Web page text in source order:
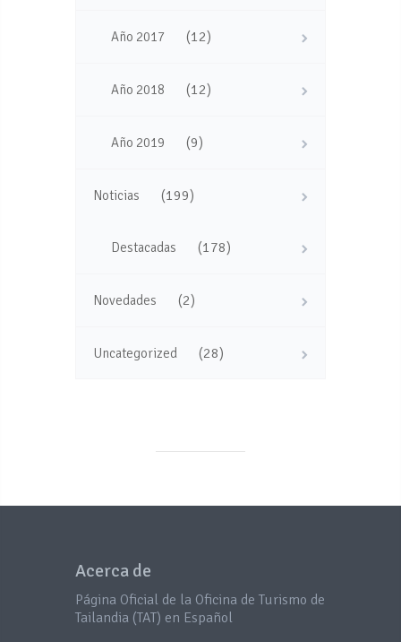
Año 2017 (12)
Año 2018 (12)
Año 2019 (9)
Noticias (199)
Destacadas (178)
Novedades (2)
Uncategorized (28)
Acerca de
Página Oficial de la Oficina de Turismo de
Tailandia (TAT) en Español